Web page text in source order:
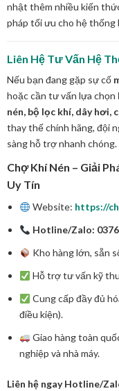
nhật thêm nhiều kiến
pháp tối ưu cho hệ thống
Liên Hệ Tư Vấn Hệ
Nếu bạn đang gặp sự cố
hoặc cần tư vấn lựa chọn
nén, bộ lọc khí, dây hơi,
thay thế chính hãng, đội
sàng hỗ trợ nhanh chóng.
Chợ Khí Nén – Giải
Uy Tín
Website: https://
Hotline/Zalo:
Kho hàng lớn, sẵn
Hỗ trợ tư vấn kỹ
Cung cấp đầy đủ
điều kiện).
Giao hàng toàn
nghiệp và nhà máy.
Liên hệ ngay Hotline/